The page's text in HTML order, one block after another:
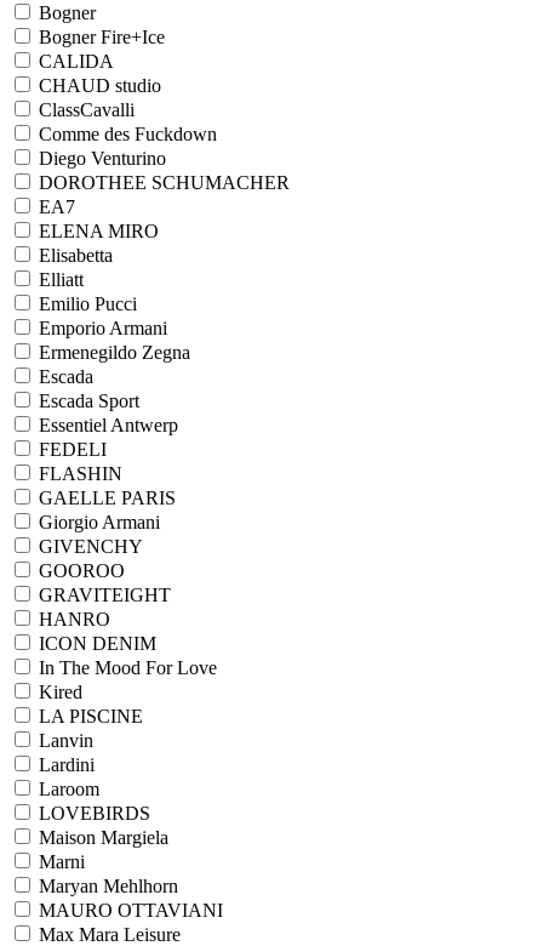
Bogner
Bogner Fire+Ice
CALIDA
CHAUD studio
ClassCavalli
Comme des Fuckdown
Diego Venturino
DOROTHEE SCHUMACHER
EA7
ELENA MIRO
Elisabetta
Elliatt
Emilio Pucci
Emporio Armani
Ermenegildo Zegna
Escada
Escada Sport
Essentiel Antwerp
FEDELI
FLASHIN
GAELLE PARIS
Giorgio Armani
GIVENCHY
GOOROO
GRAVITEIGHT
HANRO
ICON DENIM
In The Mood For Love
Kired
LA PISCINE
Lanvin
Lardini
Laroom
LOVEBIRDS
Maison Margiela
Marni
Maryan Mehlhorn
MAURO OTTAVIANI
Max Mara Leisure